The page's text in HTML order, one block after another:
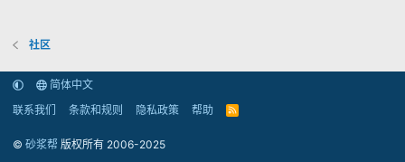
社区
简体中文
联系我们
条款和规则 隐私政策 帮助
R
© 砂浆帮 版权所有 2006-2025